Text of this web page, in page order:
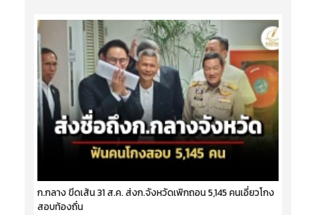
ก.กลาง ขีดเส้น 31 ส.ค. ส่งก.จังหวัดเพิกถอน 5,145 คนเอี่ยวโกง
สอบท้องถิ่น